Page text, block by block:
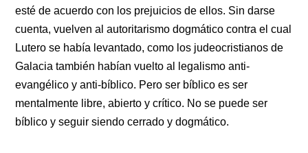
esté de acuerdo con los prejuicios de ellos. Sin darse
cuenta, vuelven al autoritarismo dogmático contra el cual
Lutero se había levantado, como los judeocristianos de
Galacia también habían vuelto al legalismo anti-
evangélico y anti-bíblico. Pero ser bíblico es ser
mentalmente libre, abierto y crítico. No se puede ser
bíblico y seguir siendo cerrado y dogmático.